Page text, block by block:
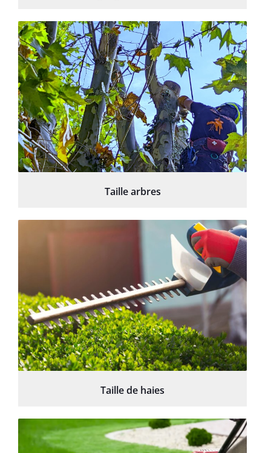
Taille arbres
Taille de haies